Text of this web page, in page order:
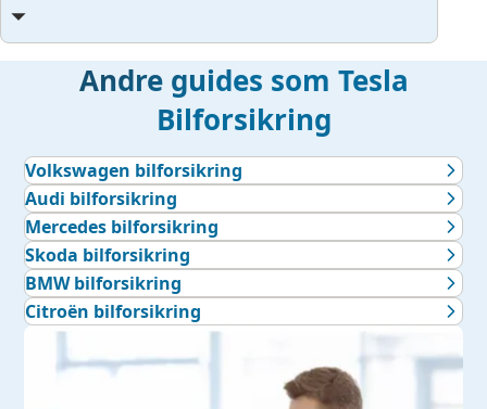
Andre guides som Tesla
Bilforsikring
Volkswagen bilforsikring
Audi bilforsikring
Mercedes bilforsikring
Skoda bilforsikring
BMW bilforsikring
Citroën bilforsikring